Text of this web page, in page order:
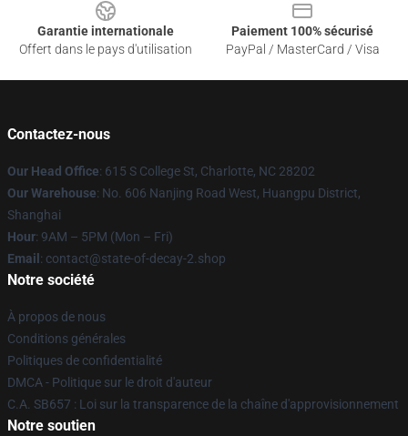
Garantie internationale
Offert dans le pays d'utilisation
Paiement 100% sécurisé
PayPal / MasterCard / Visa
Contactez-nous
Our Head Office: 615 S College St, Charlotte, NC 28202
Our Warehouse: No. 606 Nanjing Road West, Huangpu District,
Shanghai
Hour: 9AM – 5PM (Mon – Fri)
Email : contact@state-of-decay-2.shop
Notre société
À propos de nous
Conditions générales
Politiques de confidentialité
DMCA - Politique sur le droit d'auteur
C.A. SB657 : Loi sur la transparence de la chaîne d'approvisionnement
Notre soutien